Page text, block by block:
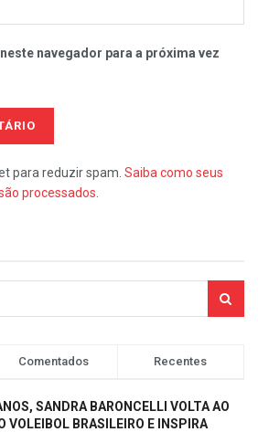
navegador para a próxima vez
para reduzir spam. Saiba como seus
processados
Comentados Recentes
SANDRA BARONCELLI VOLTA AO
VOLEIBOL BRASILEIRO E INSPIRA